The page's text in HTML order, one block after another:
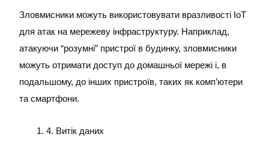
Зловмисники можуть використовувати вразливості IoT
для атак на мережеву інфраструктуру. Наприклад,
атакуючи “розумні” пристрої в будинку, зловмисники
можуть отримати доступ до домашньої мережі і, в
подальшому, до інших пристроїв, таких як комп’ютери
та смартфони.
4. Витік даних